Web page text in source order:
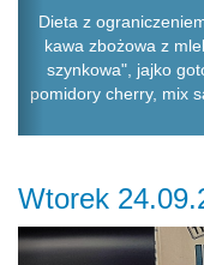
Dieta z
kawa zbożowa z
szynkowa", jajko
pomidory cherry, mix
Wtorek
Previous